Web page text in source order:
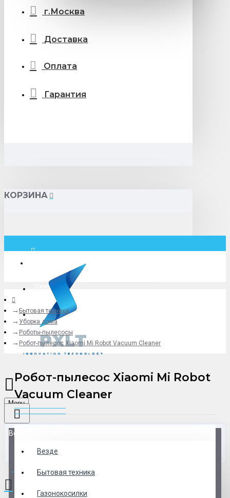
г.Москва
Доставка
Оплата
Гарантия
КОРЗИНА
Логин
+79775619766
Menu
Везде
Везде
Бытовая техника
Газонокосилки
0 товар(ов) - 0 р.
Бытовая техника
Уборка дома
Роботы-пылесосы
Робот-пылесос Xiaomi Mi Robot Vacuum Cleaner
Робот-пылесос Xiaomi Mi Robot
Vacuum Cleaner